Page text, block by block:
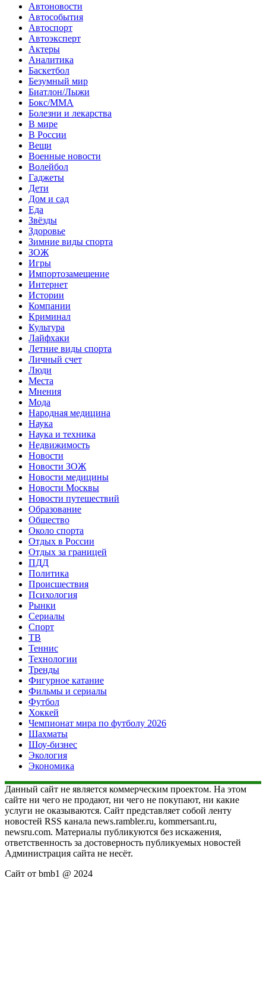
Автоновости
Автособытия
Автоспорт
Автоэксперт
Актеры
Аналитика
Баскетбол
Безумный мир
Биатлон/Лыжи
Бокс/MMA
Болезни и лекарства
В мире
В России
Вещи
Военные новости
Волейбол
Гаджеты
Дети
Дом и сад
Еда
Звёзды
Здоровье
Зимние виды спорта
ЗОЖ
Игры
Импортозамещение
Интернет
Истории
Компании
Криминал
Культура
Лайфхаки
Летние виды спорта
Личный счет
Люди
Места
Мнения
Мода
Народная медицина
Наука
Наука и техника
Недвижимость
Новости
Новости ЗОЖ
Новости медицины
Новости Москвы
Новости путешествий
Образование
Общество
Около спорта
Отдых в России
Отдых за границей
ПДД
Политика
Происшествия
Психология
Рынки
Сериалы
Спорт
ТВ
Теннис
Технологии
Тренды
Фигурное катание
Фильмы и сериалы
Футбол
Хоккей
Чемпионат мира по футболу 2026
Шахматы
Шоу-бизнес
Экология
Экономика
Данный сайт не является коммерческим проектом. На этом
сайте ни чего не продают, ни чего не покупают, ни какие
услуги не оказываются. Сайт представляет собой ленту
новостей RSS канала news.rambler.ru, kommersant.ru,
newsru.com. Материалы публикуются без искажения,
ответственность за достоверность публикуемых новостей
Администрация сайта не несёт.
Сайт от bmb1 @ 2024